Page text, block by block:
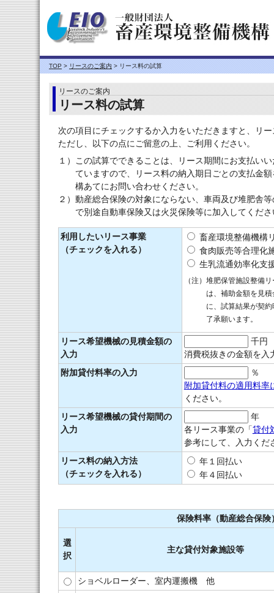
TOP > リースのご案内 > リース料の試算
リースのご案内
リース料の試算
次の項目にチェックするか入力をいただきますと、リ
ただし、以下の点にご留意の上、ご利用ください。
１）
この試算でできることは、リース期間にお支払い
ていますので、リース料の納入期日ごとの支払金
構あてにお問い合わせください。
２） 動産総合保険の対象にならない、車両及び堆肥舎
で別途自動車保険又は火災保険等に加入してくださ
利用したいリース事業
（チェックを入れる）
畜産環境整備機構
食肉販売等合理化
生乳流通効率化支
（注） 堆肥保管施設整備
は、補助金額を見
に、試算結果が契
了承願います。
リース希望機械の見積金額の
入力
千円
消費税抜きの金額を入
附加貸付料率の入力
％
附加貸付料の適用料率
ください。
リース希望機械の貸付期間の
入力
年
各リース事業の「貸付
参考にして、入力くだ
リース料の納入方法
（チェックを入れる）
年１回払い
年４回払い
保険料率（動産総合保険
選
択
主な貸付対象施設等
ショベルローダー、室内運搬機 他